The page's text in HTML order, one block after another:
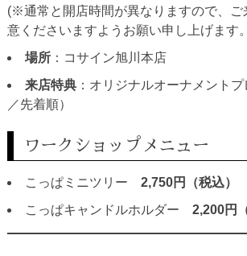
(※通常と開店時間が異なりますので、ご
意くださいますようお願い申し上げます
場所：コサイン旭川本店
来店特典：オリジナルオーナメント
／先着順）
ワークショップメニュー
こっぱミニツリー 2,750円（税込）
こっぱキャンドルホルダー 2,200円